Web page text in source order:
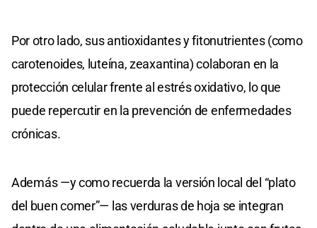
Por otro lado, sus antioxidantes y fitonutrientes (como
carotenoides, luteína, zeaxantina) colaboran en la
protección celular frente al estrés oxidativo, lo que
puede repercutir en la prevención de enfermedades
crónicas.
Además —y como recuerda la versión local del “plato
del buen comer”— las verduras de hoja se integran